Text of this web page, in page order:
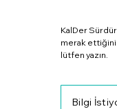
KalDer
merak
lütfen yazın.
Bilgi